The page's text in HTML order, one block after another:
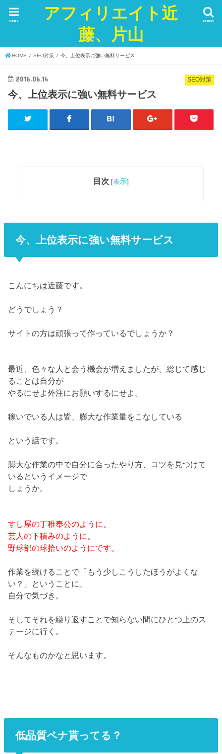
アフィリエイト近
藤、片山
search
menu
HOME SEO対策 今、上位表示に強い無料サービス
SEO対策
2016.06.14
今、上位表示に強い無料サービス
目次 [表示]
今、上位表示に強い無料サービス
こんにちは近藤です。
どうでしょう？
サイトの方は頑張って作っているでしょうか？
最近、色々な人と会う機会が増えましたが、総じて感じ
ることは自分が
やるにせよ外注にお願いするにせよ。
稼いでいる人は皆、膨大な作業量をこなしている
という話です。
膨大な作業の中で自分に合ったやり方、コツを見つけて
いるというイメージで
しょうか。
すし屋の丁稚奉公のように。
芸人の下積みのように。
野球部の球拾いのようにです。
作業を続けることで「もう少しこうしたほうがよくな
い？」ということに、
自分で気づき。
そしてそれを繰り返すことで知らない間にひとつ上のス
テージに行く。
そんなものかなと思います。
低品質ペナ貰ってる？